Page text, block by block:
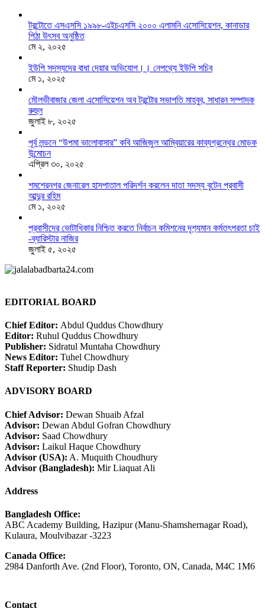
টরন্টোতে এসএসসি ১৯৯৮-এইচএসসি ২০০০ এলামনি এসোসিয়েশন, কানাডার
পিঠা উৎসব অনুষ্ঠিত
মে ২, ২০২৫
ইউপি সদস্যদের বাধা দেয়ার অভিযোগ।। নেপথ্যে ইউপি সচিব
মে ১, ২০২৫
মৌলভীবাজার জেলা এসোসিয়েশন অব টরন্টোর সভাপতি মাহবুব, সাধারন সম্পাদক
রুহুল
জুলাই ৮, ২০২৫
পূর্ব লন্ডনে “উপমা ভালোবাসার” কবি আজিজুল আম্বিয়ারের কাব্যগ্রন্থের মোড়ক
উন্মোচন
এপ্রিল ৩০, ২০২৫
শমশেরনগর জেনারেল হাসপাতাল পরিদর্শন করলেন দাতা সদস্য বৃটেন প্রবাসী
আব্দুর রহিম
মে ১, ২০২৫
প্রবাসীদের ভোটাধিকার নিশ্চিত করতে নির্বাচন কমিশনের দৃশ‍্যমান কর্মতৎপরতা চাই
-ব্যারিস্টার নাজির
জুলাই ৫, ২০২৫
EDITORIAL BOARD
Chief Editor: Abdul Quddus Chowdhury
Editor: Ruhul Quddus Chowdhury
Publisher: Sidratul Muntaha Chowdhury
News Editor: Tuhel Chowdhury
Staff Reporter: Shudip Dash
ADVISORY BOARD
Chief Advisor: Dewan Shuaib Afzal
Advisor: Dewan Abdul Gofran Chowdhury
Advisor: Saad Chowdhury
Advisor: Laikul Haque Chowdhury
Advisor (USA): A. Muquith Choudhury
Advisor (Bangladesh): Mir Liaquat Ali
Address
Bangladesh Office:
ABC Academy Building, Hazipur (Manu-Shamshernagar Road),
Kulaura, Moulvibazar -3223
Canada Office:
2984 Danforth Ave. (2nd Floor), Toronto, ON, Canada, M4C 1M6
Contact